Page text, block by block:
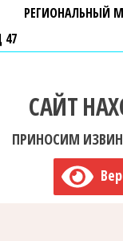
РЕГИОНАЛЬНЫЙ
47
САЙТ
ПРИНОСИМ